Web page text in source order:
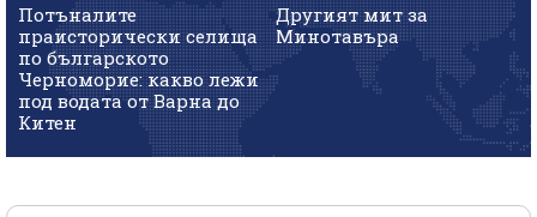
Потъналите
праисторически селища
по българското
Черноморие: какво лежи
под водата от Варна до
Китен
Другият мит за
Минотавъра